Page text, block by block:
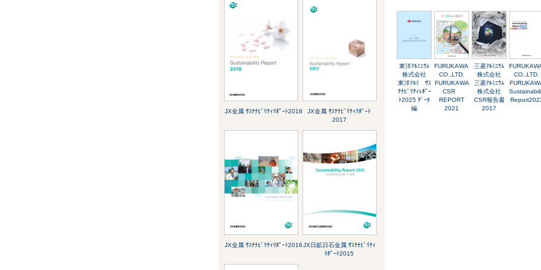
JX金属 ｻｽﾃﾅﾋﾞﾘﾃｨﾘﾎﾟｰﾄ2018
JX金属 ｻｽﾃﾅﾋﾞﾘﾃｨﾘﾎﾟｰﾄ
2017
JX金属 ｻｽﾃﾅﾋﾞﾘﾃｨﾘﾎﾟｰﾄ2016JX日鉱日石金属 ｻｽﾃﾅﾋﾞﾘﾃｨ
ﾘﾎﾟｰﾄ2015
東洋ｱﾙﾐﾆｳﾑ
株式会社
東洋ｱﾙﾐ ｻｽ
ﾃﾅﾋﾞﾘﾃｨﾚﾎﾟｰ
ﾄ2025 ﾃﾞｰﾀ
編
FURUKAWA
CO.,LTD.
FURUKAWA
CSR
REPORT
2021
三菱ｱﾙﾐﾆｳﾑ
株式会社
三菱ｱﾙﾐﾆｳﾑ
株式会社
CSR報告書
2017
CO.,LTD.